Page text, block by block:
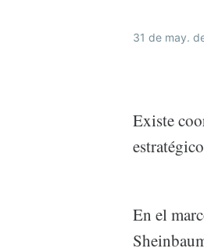
31 de may.
Existe
En el